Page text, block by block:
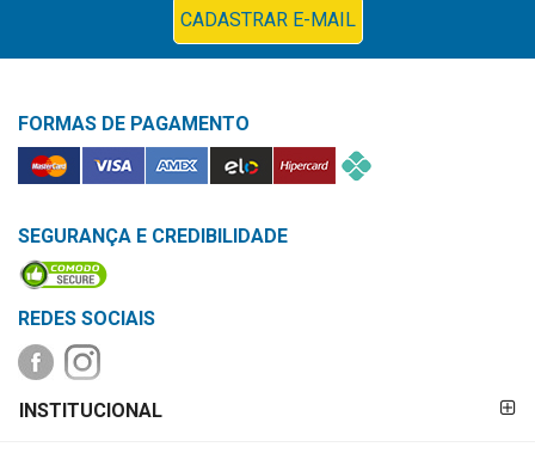
e
Monitores
Socorros
Casa
e
OFERTAS
CADASTRAR E-MAIL
FORMAS DE PAGAMENTO
SEGURANÇA E CREDIBILIDADE
REDES SOCIAIS
PAGAMENTO
INSTITUCIONAL